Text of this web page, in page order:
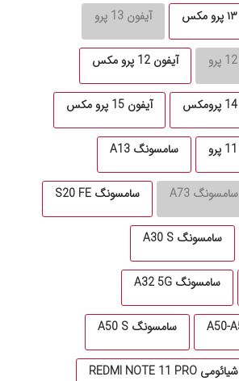
آیفون 13 پرو
آیفون 12 پرو مکس
آیفون 15 پرو مکس
سامسونگ A13
سامسونگ A73 سامسونگ S20 FE
سامسونگ A30 S
سامسونگ A32 5G
سامسونگ A50 S
شیائومی REDMI NOTE 11 PRO